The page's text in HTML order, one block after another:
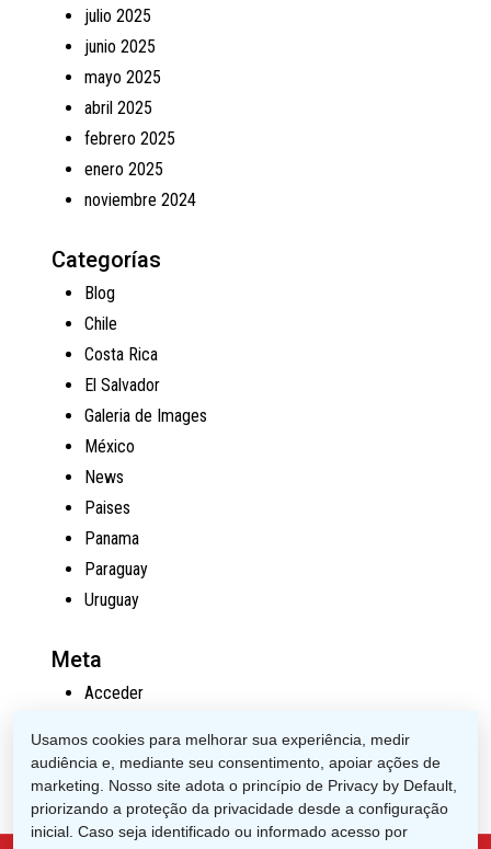
julio 2025
junio 2025
mayo 2025
abril 2025
febrero 2025
enero 2025
noviembre 2024
Categorías
Blog
Chile
Costa Rica
El Salvador
Galeria de Images
México
News
Paises
Panama
Paraguay
Uruguay
Meta
Acceder
Feed de comentarios
WordPress.org
Usamos cookies para melhorar sua experiência, medir
audiência e, mediante seu consentimento, apoiar ações de
marketing. Nosso site adota o princípio de Privacy by Default,
priorizando a proteção da privacidade desde a configuração
inicial. Caso seja identificado ou informado acesso por